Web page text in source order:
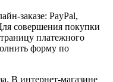
заказе: PayPal,
совершения покупки
платежного
форму по
В интернет-магазине